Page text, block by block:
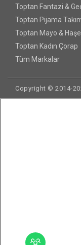
Toptan Fantazi &
Toptan Pijama
Toptan Mayo &
Toptan Kadın Çorap
Tüm Markalar
Copyright © 2014-